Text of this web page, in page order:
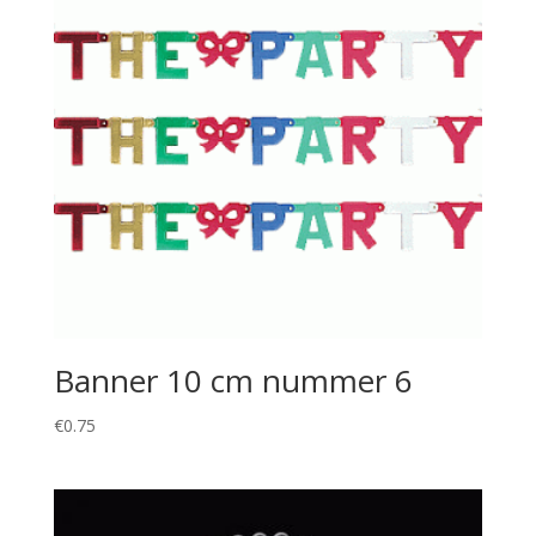
Banner 10 cm nummer 6
€0.75